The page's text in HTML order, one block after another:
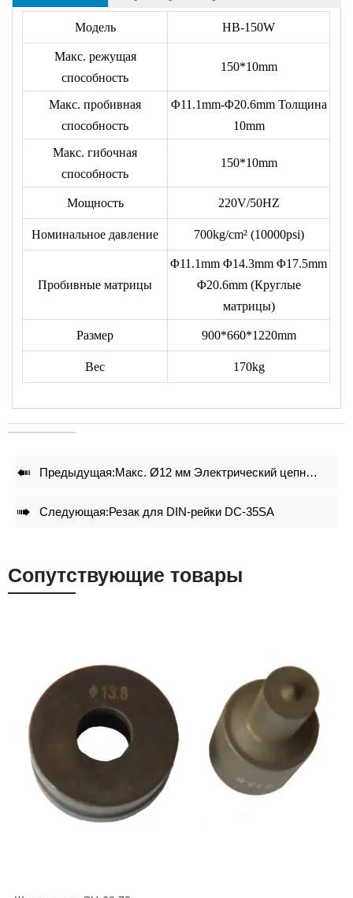
Модель HB-150W
Макс. режущая
способность
150*10mm
Макс. пробивная
способность
Φ11.1mm-Φ20.6mm Толщина
10mm
Макс. гибочная
способность
150*10mm
Мощность 220V/50HZ
Номинальное давление 700kg/cm² (10000psi)
Пробивные матрицы
Φ11.1mm Φ14.3mm Φ17.5mm
Φ20.6mm (Круглые
матрицы)
Размер 900*660*1220mm
Вес 170kg
• Одностороннего действия.
• Шинопровод 3 в 1: резка, гибка, пробивка.
• Прочная и жесткая рама, надежная конструкция.
• Высокое качество резки, гибки и пробивки, быстрое
время цикла.
• Высокая безопасность эксплуатации со встроенной
системой безопасности.
• Благодаря гидравлической мощности обеспечивается
простая и быстрая работа.
• В комплекте: CB-200A, CH-60, CWC-150 и EHP-63A.
 Предыдущая:Макс. Ø12 мм Электрический цепной резак RD-12
 Следующая:Резак для DIN-рейки DC-35SA
Сопутствующие товары